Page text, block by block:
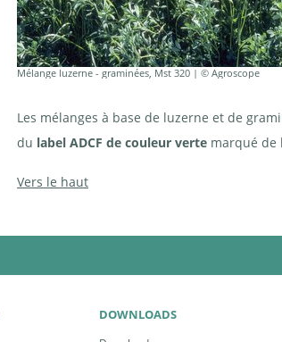
Mélange luzerne - graminées, Mst 320 | © Agroscope
Les mélanges à base de luzerne et de
du label ADCF de couleur verte marqué de
Vers le haut
DOWNLOADS